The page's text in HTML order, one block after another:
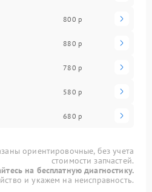
800 р
880 р
780 р
580 р
680 р
ориентировочные, без учета
стоимости запчастей.
на бесплатную диагностику.
и укажем на неисправность.